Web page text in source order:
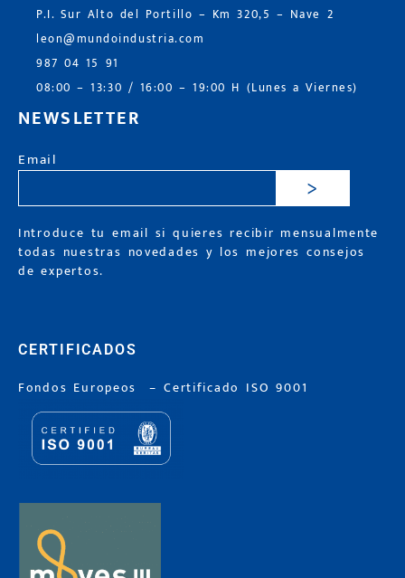
P.I. Sur Alto del Portillo – Km 320,5 – Nave 2
leon@mundoindustria.com
987 04 15 91
08:00 – 13:30 / 16:00 – 19:00 H (Lunes a Viernes)
NEWSLETTER
Email
>
Introduce tu email si quieres recibir mensualmente
todas nuestras novedades y los mejores consejos
de expertos.
CERTIFICADOS
Fondos Europeos –Certificado ISO 9001